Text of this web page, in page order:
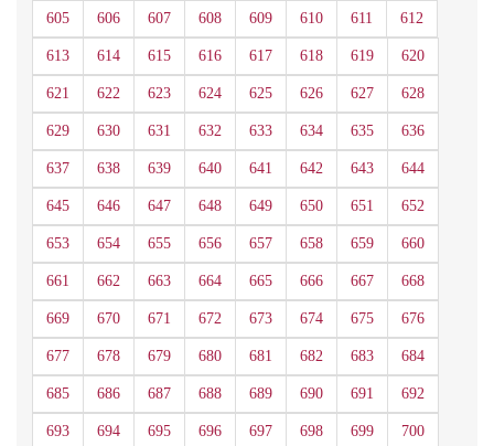
605 606 607 608 609 610 611 612
613 614 615 616 617 618 619 620
621 622 623 624 625 626 627 628
629 630 631 632 633 634 635 636
637 638 639 640 641 642 643 644
645 646 647 648 649 650 651 652
653 654 655 656 657 658 659 660
661 662 663 664 665 666 667 668
669 670 671 672 673 674 675 676
677 678 679 680 681 682 683 684
685 686 687 688 689 690 691 692
693 694 695 696 697 698 699 700